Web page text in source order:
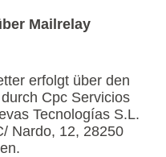
Mailrelay
erfolgt über den
Cpc Servicios
Tecnologías S.L.
Nardo, 12, 28250